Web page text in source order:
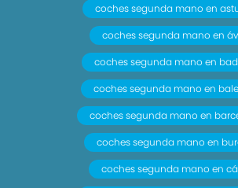
coches segunda mano en
coches segunda mano en
coches segunda mano en
coches segunda mano en
coches segunda mano en
coches segunda mano en
coches segunda mano en